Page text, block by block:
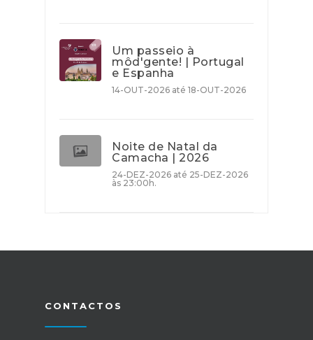
Um passeio à
môd'gente! | Portugal
e Espanha
14-OUT-2026 até 18-OUT-2026
Noite de Natal da
Camacha | 2026
24-DEZ-2026 até 25-DEZ-2026
às 23:00h.
CONTACTOS